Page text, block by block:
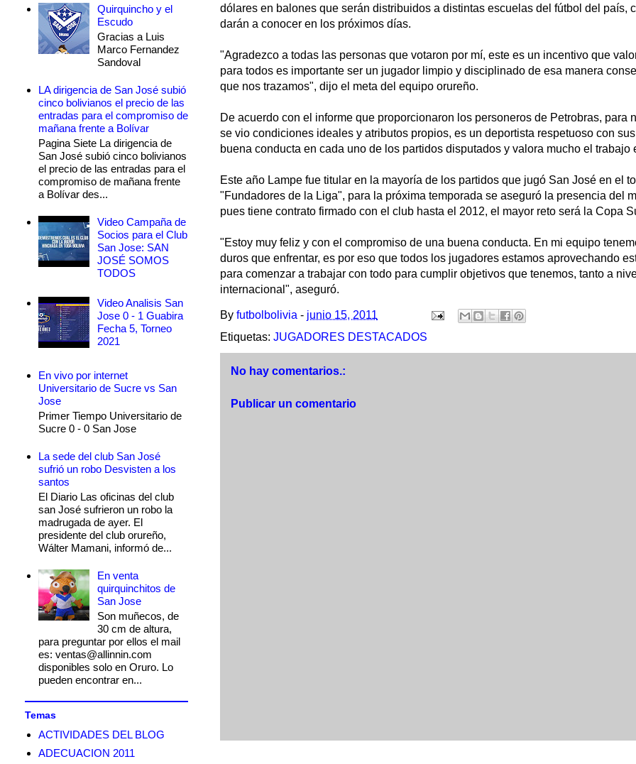
dólares en balones que serán distribuidos a distintas escuelas del fútbol del país,
darán a conocer en los próximos días.
"Agradezco a todas las personas que votaron por mí, este es un incentivo que
para todos es importante ser un jugador limpio y disciplinado de esa manera
que nos trazamos", dijo el meta del equipo orureño.
De acuerdo con el informe que proporcionaron los personeros de Petrobras, para
se vio condiciones ideales y atributos propios, es un deportista respetuoso con
buena conducta en cada uno de los partidos disputados y valora mucho el trabajo
Este año Lampe fue titular en la mayoría de los partidos que jugó San José en el
"Fundadores de la Liga", para la próxima temporada se aseguró la presencia del
pues tiene contrato firmado con el club hasta el 2012, el mayor reto será la Copa
"Estoy muy feliz y con el compromiso de una buena conducta. En mi equipo
duros que enfrentar, es por eso que todos los jugadores estamos aprovechando
para comenzar a trabajar con todo para cumplir objetivos que tenemos, tanto a
internacional", aseguró.
By futbolbolivia - junio 15, 2011
Etiquetas: JUGADORES DESTACADOS
No hay comentarios.:
Publicar un comentario
Quirquincho y el
Escudo
Gracias a Luis
Marco Fernandez
Sandoval
LA dirigencia de San José subió
cinco bolivianos el precio de las
entradas para el compromiso de
mañana frente a Bolívar
Pagina Siete La dirigencia de
San José subió cinco bolivianos
el precio de las entradas para el
compromiso de mañana frente
a Bolívar des...
Video Campaña de
Socios para el Club
San Jose: SAN
JOSÉ SOMOS
TODOS
Video Analisis San
Jose 0 - 1 Guabira
Fecha 5, Torneo
2021
En vivo por internet
Universitario de Sucre vs San
Jose
Primer Tiempo Universitario de
Sucre 0 - 0 San Jose
La sede del club San José
sufrió un robo Desvisten a los
santos
El Diario Las oficinas del club
san José sufrieron un robo la
madrugada de ayer. El
presidente del club orureño,
Wálter Mamani, informó de...
En venta
quirquinchitos de
San Jose
Son muñecos, de
30 cm de altura,
para preguntar por ellos el mail
es: ventas@allinnin.com
disponibles solo en Oruro. Lo
pueden encontrar en...
Temas
ACTIVIDADES DEL BLOG
ADECUACION 2011